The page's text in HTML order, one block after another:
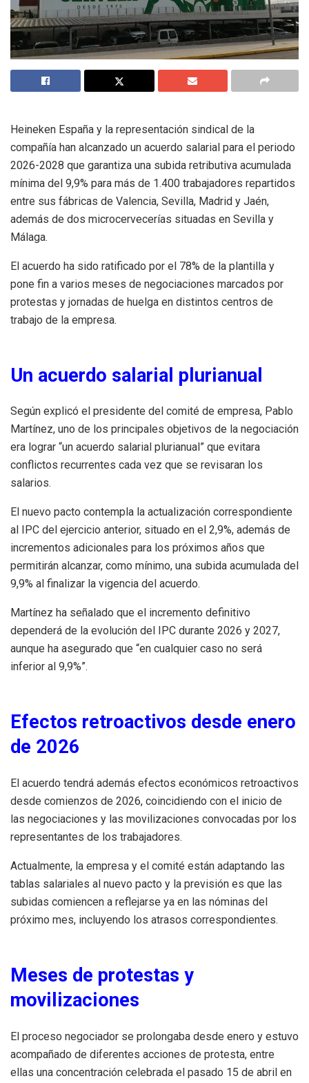
Heineken España y la representación sindical de la
compañía han alcanzado un acuerdo salarial para el periodo
2026-2028 que garantiza una subida retributiva acumulada
mínima del 9,9% para más de 1.400 trabajadores repartidos
entre sus fábricas de Valencia, Sevilla, Madrid y Jaén,
además de dos microcervecerías situadas en Sevilla y
Málaga.
El acuerdo ha sido ratificado por el 78% de la plantilla y
pone fin a varios meses de negociaciones marcados por
protestas y jornadas de huelga en distintos centros de
trabajo de la empresa.
Un acuerdo salarial plurianual
Según explicó el presidente del comité de empresa, Pablo
Martínez, uno de los principales objetivos de la negociación
era lograr “un acuerdo salarial plurianual” que evitara
conflictos recurrentes cada vez que se revisaran los
salarios.
El nuevo pacto contempla la actualización correspondiente
al IPC del ejercicio anterior, situado en el 2,9%, además de
incrementos adicionales para los próximos años que
permitirán alcanzar, como mínimo, una subida acumulada del
9,9% al finalizar la vigencia del acuerdo.
Martínez ha señalado que el incremento definitivo
dependerá de la evolución del IPC durante 2026 y 2027,
aunque ha asegurado que “en cualquier caso no será
inferior al 9,9%”.
Efectos retroactivos desde enero
de 2026
El acuerdo tendrá además efectos económicos retroactivos
desde comienzos de 2026, coincidiendo con el inicio de
las negociaciones y las movilizaciones convocadas por los
representantes de los trabajadores.
Actualmente, la empresa y el comité están adaptando las
tablas salariales al nuevo pacto y la previsión es que las
subidas comiencen a reflejarse ya en las nóminas del
próximo mes, incluyendo los atrasos correspondientes.
Meses de protestas y
movilizaciones
El proceso negociador se prolongaba desde enero y estuvo
acompañado de diferentes acciones de protesta, entre
ellas una concentración celebrada el pasado 15 de abril en